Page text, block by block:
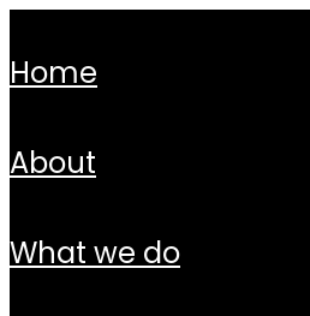
home
about
what we do